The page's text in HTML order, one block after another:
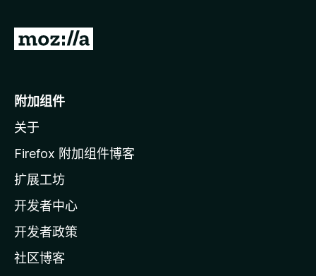
转
o
i
l
a
主
页
附加组件
关于
Firefox 附加组件博客
扩展工坊
开发者中心
开发者政策
社区博客